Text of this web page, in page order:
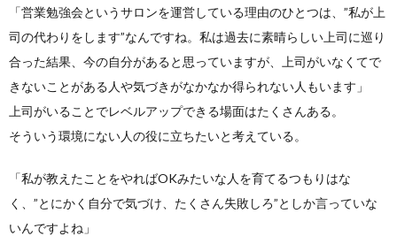
「営業勉強会というサロンを運営している理由のひとつは、”私が上
司の代わりをします”なんですね。私は過去に素晴らしい上司に巡り
合った結果、今の自分があると思っていますが、上司がいなくてで
きないことがある人や気づきがなかなか得られない人もいます」
上司がいることでレベルアップできる場面はたくさんある。
そういう環境にない人の役に立ちたいと考えている。
「私が教えたことをやればOKみたいな人を育てるつもりはな
く、”とにかく自分で気づけ、たくさん失敗しろ”としか言っていな
いんですよね」